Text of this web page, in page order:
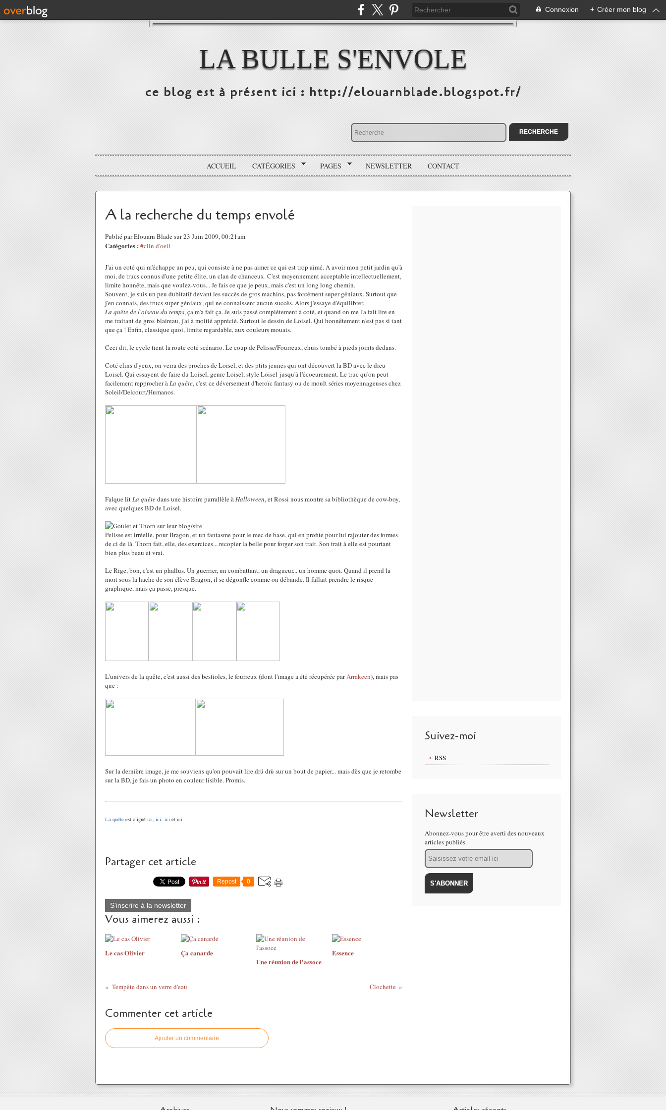
Connexion + Créer mon blog
LA BULLE S'ENVOLE
ce blog est à présent ici : http://elouarnblade.blogspot.fr/
ACCUEIL CATÉGORIES PAGES NEWSLETTER CONTACT
A la recherche du temps envolé
Publié par Elouarn Blade sur 23 Juin 2009, 00:21am
Catégories : #clin d'oeil
J'ai un coté qui m'échappe un peu, qui consiste à ne pas aimer ce qui est trop aimé. A avoir mon petit jardin qu'à
moi, de trucs connus d'une petite élite, un clan de chanceux. C'est moyennement acceptable intellectuellement,
limite honnête, mais que voulez-vous... Je fais ce que je peux, mais c'est un long long chemin.
Souvent, je suis un peu dubitatif devant les succès de gros machins, pas forcément super géniaux. Surtout que
j'en connais, des trucs super géniaux, qui ne connaissent aucun succès. Alors j'essaye d'équilibrer.
La quête de l'oiseau du temps, ça m'a fait ça. Je suis passé complètement à coté, et quand on me l'a fait lire en
me traitant de gros blaireau, j'ai à moitié apprécié. Surtout le dessin de Loisel. Qui honnêtement n'est pas si tant
que ça ! Enfin, classique quoi, limite regardable, aux couleurs mouais.
Ceci dit, le cycle tient la route coté scénario. Le coup de Pelisse/Fourreux, chuis tombé à pieds joints dedans.
Coté clins d'yeux, on verra des proches de Loisel, et des ptits jeunes qui ont découvert la BD avec le dieu
Loisel. Qui essayent de faire du Loisel, genre Loisel, style Loisel jusqu'à l'écoeurement. Le truc qu'on peut
facilement repprocher àLa quête, c'est ce déversement d'heroïc fantasy ou de moult séries moyennageuses chez
Soleil/Delcourt/Humanos.
Falque litLa quêtedans une histoire parrallèle àHalloween, et Rossi nous montre sa bibliothèque de cow-boy,
avec quelques BD de Loisel.
Pelisse est irréelle, pour Bragon, et un fantasme pour le mec de base, qui en profite pour lui rajouter des formes
de ci de là. Thorn fait, elle, des exercices... recopier la belle pour forger son trait. Son trait à elle est pourtant
bien plus beau et vrai.
Le Rige, bon, c'est un phallus. Un guerrier, un combattant, un dragueur... un homme quoi. Quand il prend la
mort sous la hache de son élève Bragon, il se dégonfle comme on débande. Il fallait prendre le risque
graphique, mais ça passe, presque.
L'univers de la quête, c'est aussi des bestioles, le fourreux (dont l'image a été récupérée parArrakeen), mais pas
que :
Sur la dernière image, je me souviens qu'on pouvait lire drü drü sur un bout de papier... mais dès que je retombe
sur la BD, je fais un photo en couleur lisible. Promis.
La quête est cligné ici ici ici et ici
Partager cet article
Repost 0
S'inscrire à la newsletter
Vous aimerez aussi :
Le cas Olivier
Ça canarde
Une réunion de l'assoce
Essence
Tempête dans un verre d'eau Clochette
Commenter cet article
Ajouter un commentaire
Suivez-moi
RSS
Newsletter
Abonnez-vous pour être averti des nouveaux
articles publiés.
Email